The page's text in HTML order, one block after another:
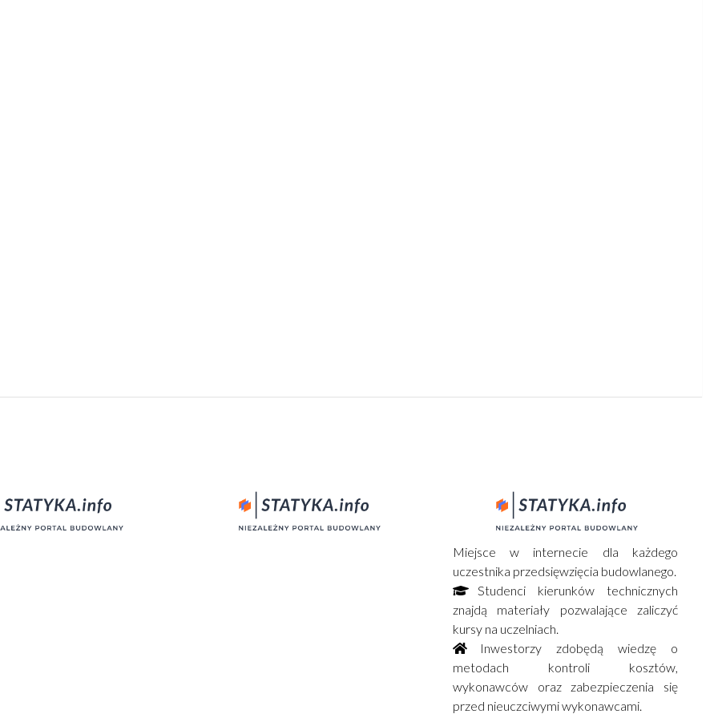
Miejsce w internecie dla każdego
uczestnika przedsięwzięcia budowlanego.
Studenci kierunków technicznych
znajdą materiały pozwalające zaliczyć
kursy na uczelniach.
Inwestorzy zdobędą wiedzę o
metodach kontroli kosztów,
wykonawców oraz zabezpieczenia się
przed nieuczciwymi wykonawcami.